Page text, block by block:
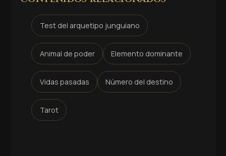
Test del arquetipo junguiano
Animal de poder Elemento dominante
Vidas pasadas Número del destino
Tarot